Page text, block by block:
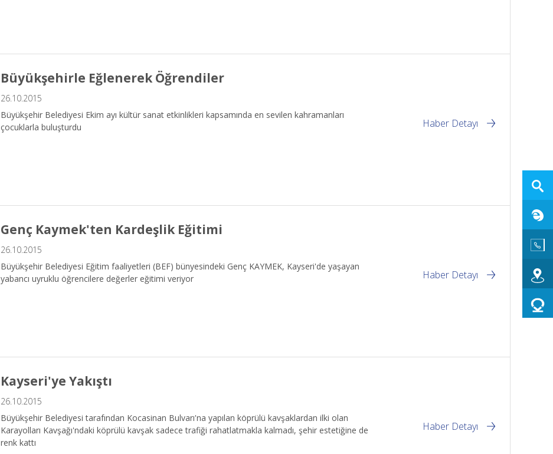
Büyükşehirle Eğlenerek Öğrendiler
26.10.2015
Büyükşehir Belediyesi Ekim ayı kültür sanat etkinlikleri kapsamında en sevilen kahramanları
çocuklarla buluşturdu
Haber Detayı
Genç Kaymek'ten Kardeşlik Eğitimi
26.10.2015
Büyükşehir Belediyesi Eğitim faaliyetleri (BEF) bünyesindeki Genç KAYMEK, Kayseri'de yaşayan
yabancı uyruklu öğrencilere değerler eğitimi veriyor
Haber Detayı
Kayseri'ye Yakıştı
26.10.2015
Büyükşehir Belediyesi tarafından Kocasinan Bulvarı'na yapılan köprülü kavşaklardan ilki olan
Karayolları Kavşağı'ndaki köprülü kavşak sadece trafiği rahatlatmakla kalmadı, şehir estetiğine de
renk kattı
Haber Detayı